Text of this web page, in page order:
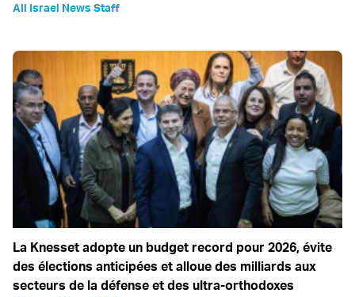
All Israel News Staff
La Knesset adopte un budget record pour 2026, évite
des élections anticipées et alloue des milliards aux
secteurs de la défense et des ultra-orthodoxes